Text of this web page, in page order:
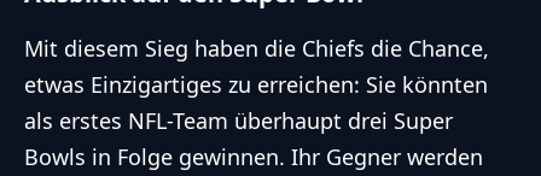
Mit diesem Sieg haben die Chiefs die Chance,
etwas Einzigartiges zu erreichen: Sie könnten
als erstes NFL-Team überhaupt drei Super
Bowls in Folge gewinnen. Ihr Gegner werden